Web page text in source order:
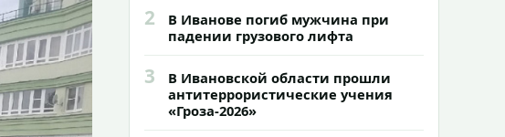
2
В Иванове погиб мужчина при
падении грузового лифта
3
В Ивановской области прошли
антитеррористические учения
«Гроза-2026»